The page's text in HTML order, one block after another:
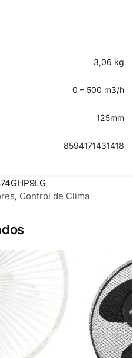
3,06 kg
0 – 500 m3/h
125mm
8594171431418
, Control de Clima